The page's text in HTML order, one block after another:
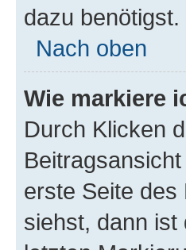
dazu benötigst.
Nach oben
Wie markiere
Durch Klicken
erste Seite des
siehst, dann